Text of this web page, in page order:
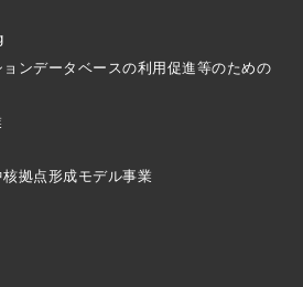
ョンデータベースの利用促進等のための
核拠点形成モデル事業